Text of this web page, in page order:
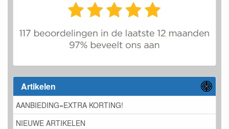
Artikelen
AANBIEDING=EXTRA KORTING!
NIEUWE ARTIKELEN